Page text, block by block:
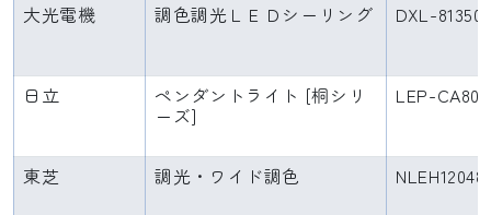
大光電機 調色調光ＬＥＤシーリング DXL-81350
日立 ペンダントライト [桐シリ
ーズ]
LEP-
東芝 調光・ワイド調色